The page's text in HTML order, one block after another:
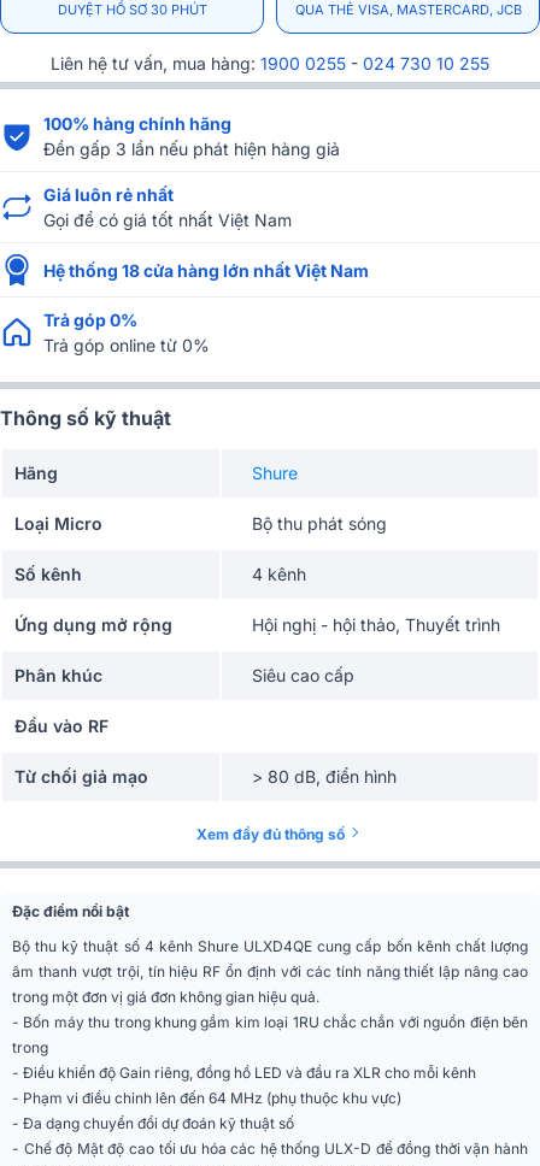
DUYỆT HỒ SƠ 30 PHÚT QUA THẺ VISA, MASTERCARD, JCB
Liên hệ tư vấn, mua hàng: 1900 0255 - 024 730 10 255
100% hàng chính hãng
Đền gấp 3 lần nếu phát hiện hàng giả
Giá luôn rẻ nhất
Gọi để có giá tốt nhất Việt Nam
Hệ thống 18 cửa hàng lớn nhất Việt Nam
Trả góp 0%
Trả góp online từ 0%
Thông số kỹ thuật
Hãng Shure
Loại Micro Bộ thu phát sóng
Số kênh 4 kênh
Ứng dụng mở rộng Hội nghị - hội thảo, Thuyết trình
Phân khúc Siêu cao cấp
Đầu vào RF
Từ chối giả mạo > 80 dB, điển hình
BNC
Antenna
Loại kết nối
BNC (Để kết nối với một thiết bị
nhận bổ sung trong cùng một băng
tần)
Cấu hình
Trở kháng 50 Ohms
Mất chèn 0 dB
Xem đầy đủ thông số
Đặc điểm nổi bật
Bộ thu kỹ thuật số 4 kênh Shure ULXD4QE cung cấp bốn kênh chất lượng
âm thanh vượt trội, tín hiệu RF ổn định với các tính năng thiết lập nâng cao
trong một đơn vị giá đơn không gian hiệu quả.
- Bốn máy thu trong khung gầm kim loại 1RU chắc chắn với nguồn điện bên
trong
- Điều khiển độ Gain riêng, đồng hồ LED và đầu ra XLR cho mỗi kênh
- Phạm vi điều chỉnh lên đến 64 MHz (phụ thuộc khu vực)
- Đa dạng chuyển đổi dự đoán kỹ thuật số
- Chế độ Mật độ cao tối ưu hóa các hệ thống ULX-D để đồng thời vận hành